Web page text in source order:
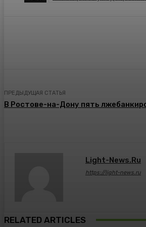
ПРЕДЫДУЩАЯ СТАТЬЯ
В Ростове-на-Дону пять
Light-News.ru
https://light-news.ru
RELATED ARTICLES